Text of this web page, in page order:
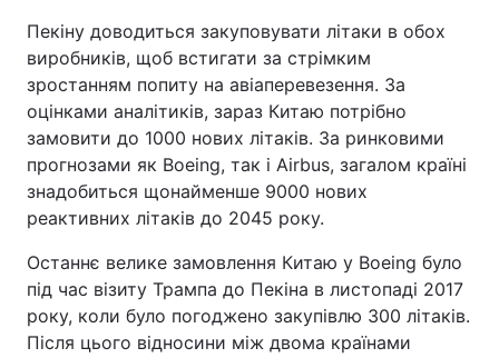
Пекіну доводиться закуповувати літаки в обох
виробників, щоб встигати за стрімким
зростанням попиту на авіаперевезення. За
оцінками аналітиків, зараз Китаю потрібно
замовити до 1000 нових літаків. За ринковими
прогнозами як Boeing, так і Airbus, загалом країні
знадобиться щонайменше 9000 нових
реактивних літаків до 2045 року.
Останнє велике замовлення Китаю у Boeing було
під час візиту Трампа до Пекіна в листопаді 2017
року, коли було погоджено закупівлю 300 літаків.
Після цього відносини між двома країнами